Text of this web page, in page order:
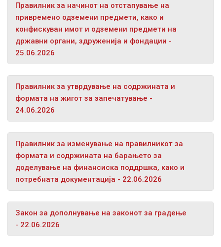
Правилник за начинот на отстапување на
привремено одземени предмети, како и
конфискуван имот и одземени предмети на
државни органи, здруженија и фондации -
25.06.2026
Правилник за утврдување на содржината и
формата на жигот за запечатување -
24.06.2026
Правилник за изменување на правилникот за
формата и содржината на барањето за
доделување на финансиска поддршка, како и
потребната документација - 22.06.2026
Закон за дополнување на законот за градење
- 22.06.2026